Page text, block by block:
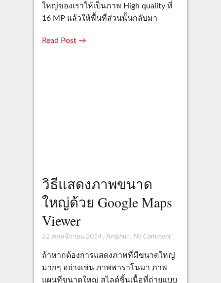
ใหญ่ของเราให้เป็นภาพ High quality ที่
16 MP แล้วให้พื้นที่ส่วนนั้นกลับมา
Read Post →
วิธีแสดงภาพขนาด
ใหญ่ด้วย Google Maps
Viewer
22 พฤศจิกายน 2014 , Amphur, No Comment
ถ้าหากต้องการแสดงภาพที่มีขนาดใหญ่
มากๆ อย่างเช่น ภาพพาราโนมา ภาพ
แผนที่ขนาดใหญ่ สไลด์ชิ้นเนื้อที่ถ่ายแบบ